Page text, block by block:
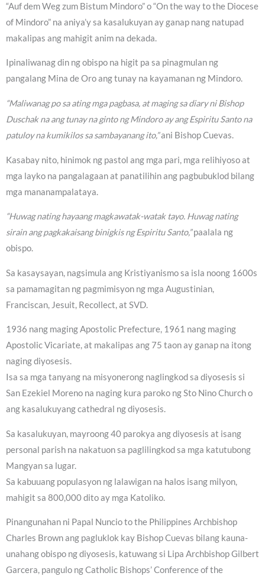
“Auf dem Weg zum Bistum Mindoro” o “On the way to the Diocese
of Mindoro” na aniya’y sa kasalukuyan ay ganap nang natupad
makalipas ang mahigit anim na dekada.
Ipinaliwanag din ng obispo na higit pa sa pinagmulan ng
pangalang Mina de Oro ang tunay na kayamanan ng Mindoro.
“Maliwanag po sa ating mga pagbasa, at maging sa diary ni Bishop
Duschak na ang tunay na ginto ng Mindoro ay ang Espiritu Santo na
patuloy na kumikilos sa sambayanang ito,”ani Bishop Cuevas.
Kasabay nito, hinimok ng pastol ang mga pari, mga relihiyoso at
mga layko na pangalagaan at panatilihin ang pagbubuklod bilang
mga mananampalataya.
“Huwag nating hayaang magkawatak-watak tayo. Huwag nating
sirain ang pagkakaisang binigkis ng Espiritu Santo,”paalala ng
obispo.
Sa kasaysayan, nagsimula ang Kristiyanismo sa isla noong 1600s
sa pamamagitan ng pagmimisyon ng mga Augustinian,
Franciscan, Jesuit, Recollect, at SVD.
1936 nang maging Apostolic Prefecture, 1961 nang maging
Apostolic Vicariate, at makalipas ang 75 taon ay ganap na itong
naging diyosesis.
Isa sa mga tanyang na misyonerong naglingkod sa diyosesis si
San Ezekiel Moreno na naging kura paroko ng Sto Nino Church o
ang kasalukuyang cathedral ng diyosesis.
Sa kasalukuyan, mayroong 40 parokya ang diyosesis at isang
personal parish na nakatuon sa paglilingkod sa mga katutubong
Mangyan sa lugar.
Sa kabuuang populasyon ng lalawigan na halos isang milyon,
mahigit sa 800,000 dito ay mga Katoliko.
Pinangunahan ni Papal Nuncio to the Philippines Archbishop
Charles Brown ang pagluklok kay Bishop Cuevas bilang kauna-
unahang obispo ng diyosesis, katuwang si Lipa Archbishop Gilbert
Garcera, pangulo ng Catholic Bishops’ Conference of the